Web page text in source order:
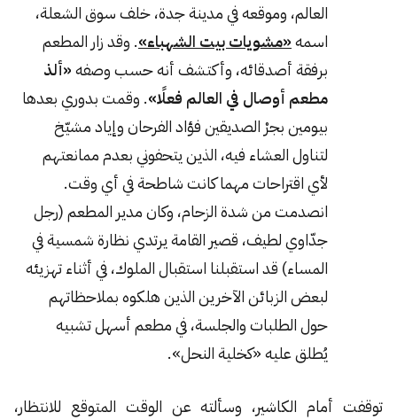
العالم، وموقعه في مدينة جدة، خلف سوق الشعلة،
اسمه«مشويات بيت الشهباء». وقد زار المطعم
برفقة أصدقائه، وأكتشف أنه حسب وصفه«ألذ
مطعم أوصال في العالم فعلًا». وقمت بدوري بعدها
بيومين بجرْ الصديقين فؤاد الفرحان وإياد مشيّخ
لتناول العشاء فيه، الذين يتحفوني بعدم ممانعتهم
لأي اقتراحات مهما كانت شاطحة في أي وقت.
انصدمت من شدة الزحام، وكان مدير المطعم (رجل
جدّاوي لطيف، قصير القامة يرتدي نظارة شمسية في
المساء) قد استقبلنا استقبال الملوك، في أثناء تهزيئه
لبعض الزبائن الآخرين الذين هلكوه بملاحظاتهم
حول الطلبات والجلسة، في مطعم أسهل تشبيه
يُطلق عليه «كخلية النحل».
توقفت أمام الكاشير، وسألته عن الوقت المتوقع للانتظار،